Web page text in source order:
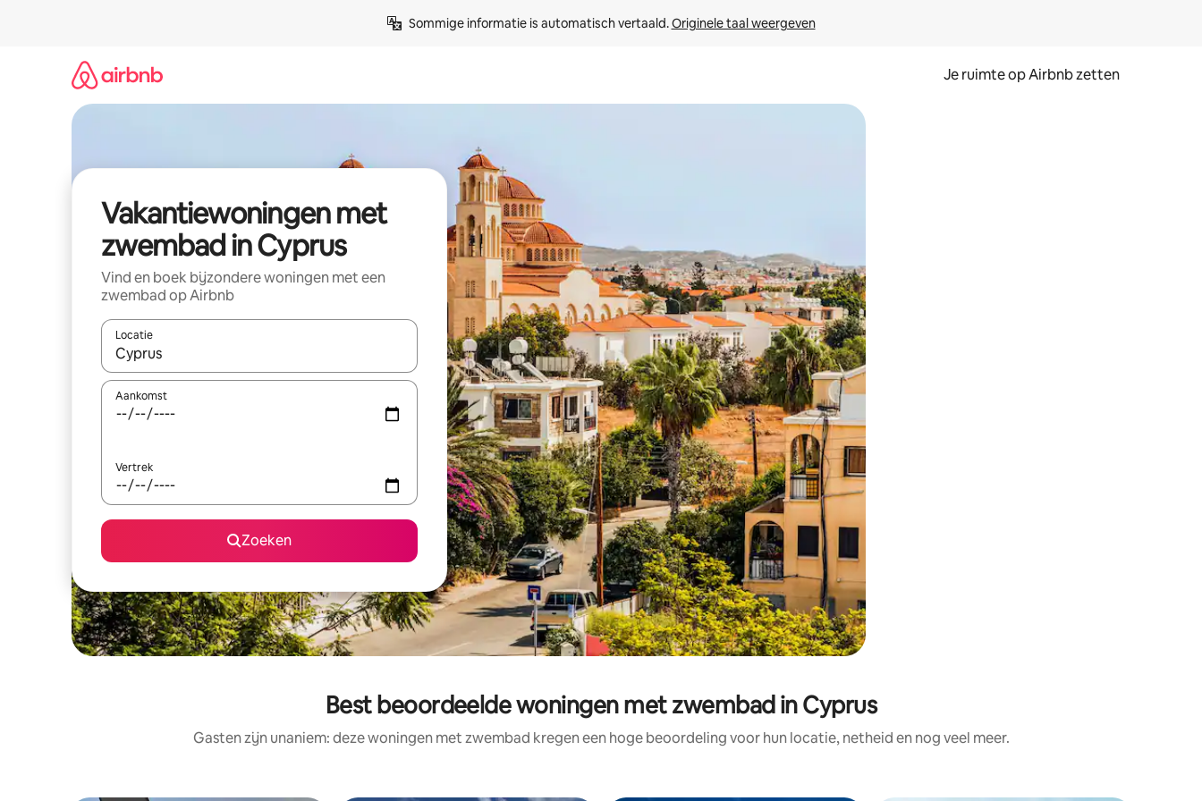
Sommige informatie is automatisch vertaald. Originele taal weergeven
Je ruimte op Airbnb zetten
Vakantiewoningen met
zwembad in Cyprus
Vind en boek bijzondere woningen met een
zwembad op Airbnb
Locatie
Wanneer er suggesties beschikbaar zijn, maak je een keuze met je de pijltjestoetsen omhoog en omlaag, óf door te tikken of swipen.
Aankomst
Vertrek
Zoeken
Best beoordeelde woningen met zwembad in Cyprus
Gasten zijn unaniem: deze woningen met zwembad kregen een hoge beoordeling voor hun locatie, netheid en nog veel meer.